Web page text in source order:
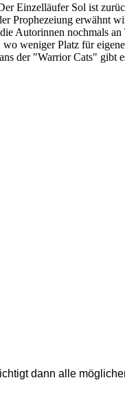
Einzelläufer Sol ist
erwähnt
Autorinnen nochmals
weniger Platz für
der "Warrior Cats" gibt
dann alle